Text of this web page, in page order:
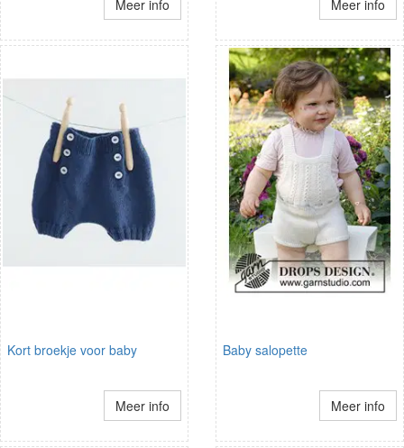
Meer info Meer info
Kort broekje voor baby
Meer info
Baby salopette
Meer info